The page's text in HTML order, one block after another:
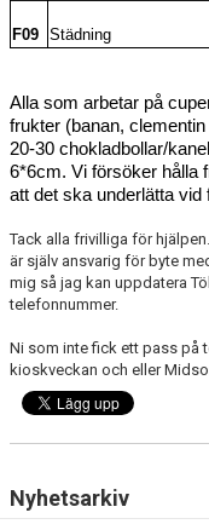
F09 Städning
Alla som arbetar på
frukter (banan,
20-30 chokladbollar/
6*6cm. Vi försöker hålla
att det ska underlätta vid
Tack alla frivilliga för
är själv ansvarig för byte
mig så jag kan uppdatera
telefonnummer.
Ni som inte fick ett pass på
kioskveckan och eller
Nyhetsarkiv